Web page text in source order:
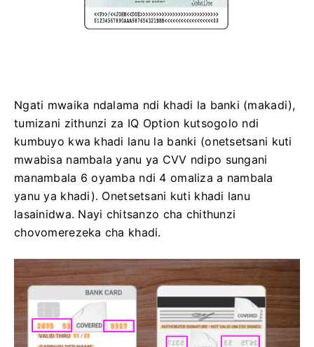
Ngati mwaika ndalama ndi khadi la banki (makadi),
tumizani zithunzi za IQ Option kutsogolo ndi
kumbuyo kwa khadi lanu la banki (onetsetsani kuti
mwabisa nambala yanu ya CVV ndipo sungani
manambala 6 oyamba ndi 4 omaliza a nambala
yanu ya khadi). Onetsetsani kuti khadi lanu
lasainidwa. Nayi chitsanzo cha chithunzi
chovomerezeka cha khadi.